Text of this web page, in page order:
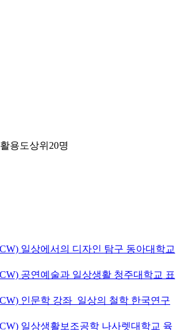
활용도상위20명
일상에서의 디자인 탐구 동아대학교
공연예술과 일상생활 청주대학교 표
인문학 강좌_일상의 철학 한국연구
일상생활보조공학 나사렛대학교 육